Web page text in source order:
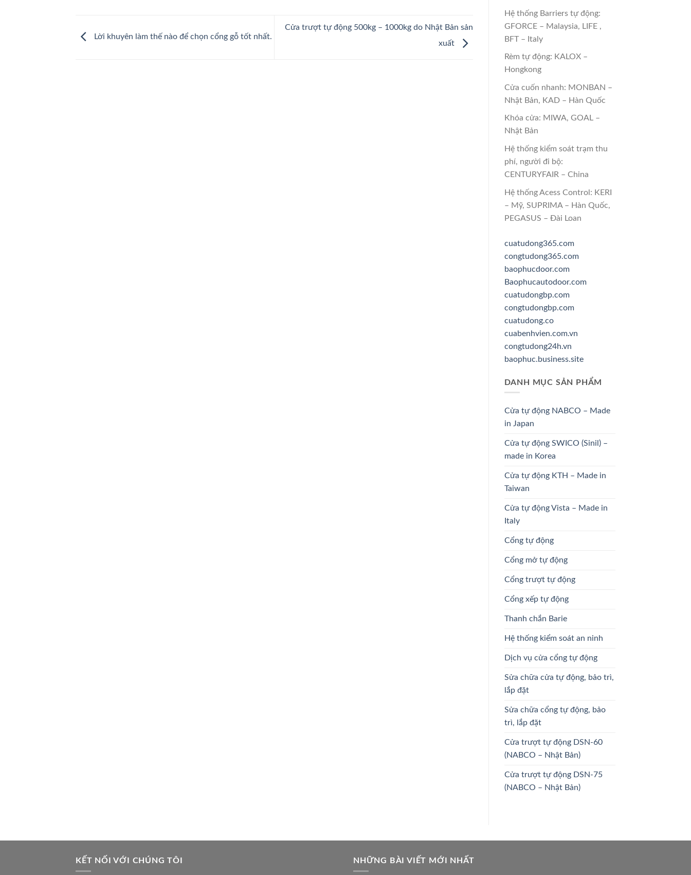
Lời khuyên làm thế nào để chọn cổng gỗ tốt nhất.
Cửa trượt tự động 500kg – 1000kg do Nhật Bản sản
xuất
Hệ thống Barriers tự động:
GFORCE – Malaysia, LIFE ,
BFT – Italy
Rèm tự động: KALOX –
Hongkong
Cửa cuốn nhanh: MONBAN –
Nhật Bản, KAD – Hàn Quốc
Khóa cửa: MIWA, GOAL –
Nhật Bản
Hệ thống kiểm soát trạm thu
phí, người đi bộ:
CENTURYFAIR – China
Hệ thống Acess Control: KERI
– Mỹ, SUPRIMA – Hàn Quốc,
PEGASUS – Đài Loan
cuatudong365.com
congtudong365.com
baophucdoor.com
Baophucautodoor.com
cuatudongbp.com
congtudongbp.com
cuatudong.co
cuabenhvien.com.vn
congtudong24h.vn
baophuc.business.site
DANH MỤC SẢN PHẨM
Cửa tự động NABCO – Made
in Japan
Cửa tự động SWICO (Sinil) –
made in Korea
Cửa tự động KTH – Made in
Taiwan
Cửa tự động Vista – Made in
Italy
Cổng tự động
Cổng mở tự động
Cổng trượt tự động
Cổng xếp tự động
Thanh chắn Barie
Hệ thống kiểm soát an ninh
Dịch vụ cửa cổng tự động
Sửa chữa cửa tự động, bảo trì,
lắp đặt
Sửa chữa cổng tự động, bảo
trì, lắp đặt
Cửa trượt tự động DSN-60
(NABCO – Nhật Bản)
Cửa trượt tự động DSN-75
(NABCO – Nhật Bản)
KẾT NỐI VỚI CHÚNG TÔI NHỮNG BÀI VIẾT MỚI NHẤT